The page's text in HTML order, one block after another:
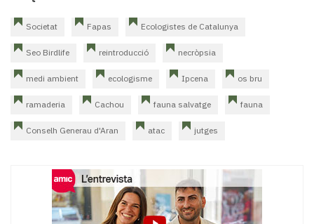
Societat Fapas Ecologistes de Catalunya
Seo Birdlife reintroducció necròpsia
medi ambient ecologisme Ipcena os bru
ramaderia Cachou fauna salvatge fauna
Conselh Generau d'Aran atac jutges